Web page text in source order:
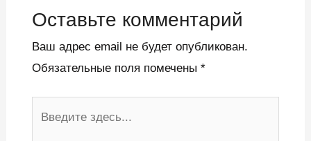
Оставьте комментарий
Ваш адрес email не будет опубликован.
Обязательные поля помечены *